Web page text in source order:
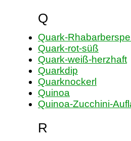
Q
Quark-
Quark-rot-süß
Quark-weiß-herzhaft
Quarkdip
Quarknockerl
Quinoa
Quinoa-Zucchini-
R